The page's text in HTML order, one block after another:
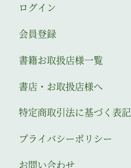
ログイン
会員登録
書籍お取扱店様一覧
書店・お取扱店様へ
特定商取引法に基づく表記
プライバシーポリシー
お問い合わせ